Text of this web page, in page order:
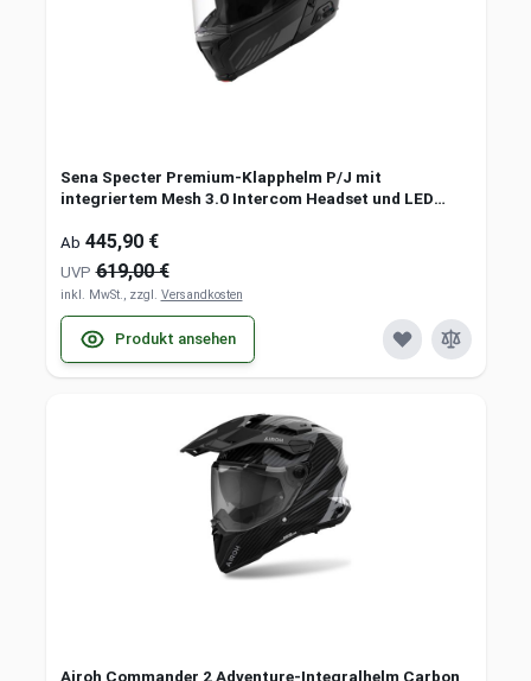
Sena Specter Premium-Klapphelm P/J mit
integriertem Mesh 3.0 Intercom Headset und LED
Ab 445,90 €
UVP 619,00 €
inkl. MwSt., zzgl. Versandkosten
Produkt ansehen
Airoh Commander 2 Adventure-Integralhelm Carbon